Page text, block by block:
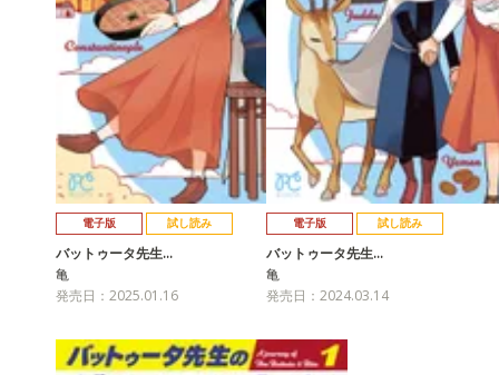
電子版 試し読み
バットゥータ先生…
亀
発売日：2025.01.16
電子版 試し読み
バットゥータ先生…
亀
発売日：2024.03.14